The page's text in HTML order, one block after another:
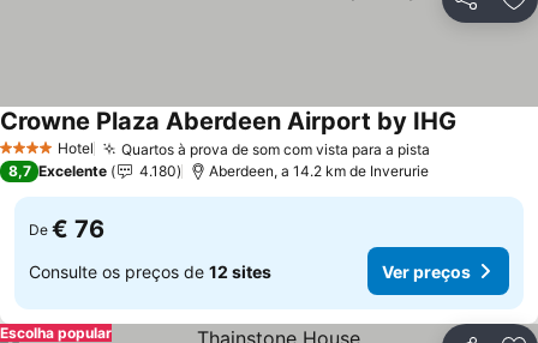
Partilhar
4 EstrelasHotel Quartos à prova de som com vista para a pista
Crowne Plaza Aberdeen Airport by IHG
8,7 Excelente 4.180 Aberdeen, a 14.2 km de Inverurie
De € 76
Consulte os preços de 12 sites Ver preços
Escolha popular